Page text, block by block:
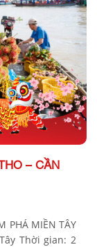
– CẦN
PHÁ MIỀN TÂY
Thời gian: 2